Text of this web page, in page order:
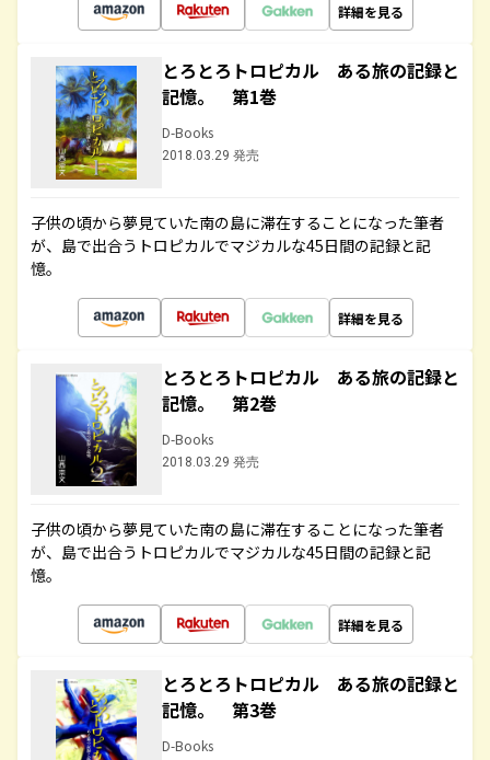
詳細を見る
とろとろトロピカル ある旅の記録と
記憶。 第1巻
D-Books
2018.03.29 発売
子供の頃から夢見ていた南の島に滞在することになった筆者
が、島で出合うトロピカルでマジカルな45日間の記録と記
憶。
詳細を見る
とろとろトロピカル ある旅の記録と
記憶。 第2巻
D-Books
2018.03.29 発売
子供の頃から夢見ていた南の島に滞在することになった筆者
が、島で出合うトロピカルでマジカルな45日間の記録と記
憶。
詳細を見る
とろとろトロピカル ある旅の記録と
記憶。 第3巻
D-Books